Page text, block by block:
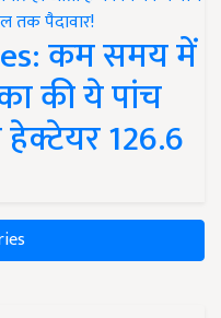
कम समय में
की ये पांच
हेक्टेयर 126.6